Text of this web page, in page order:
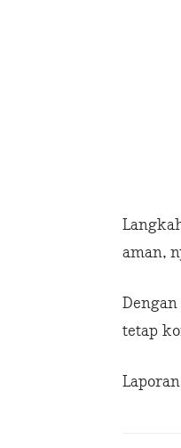
aman,
tetap